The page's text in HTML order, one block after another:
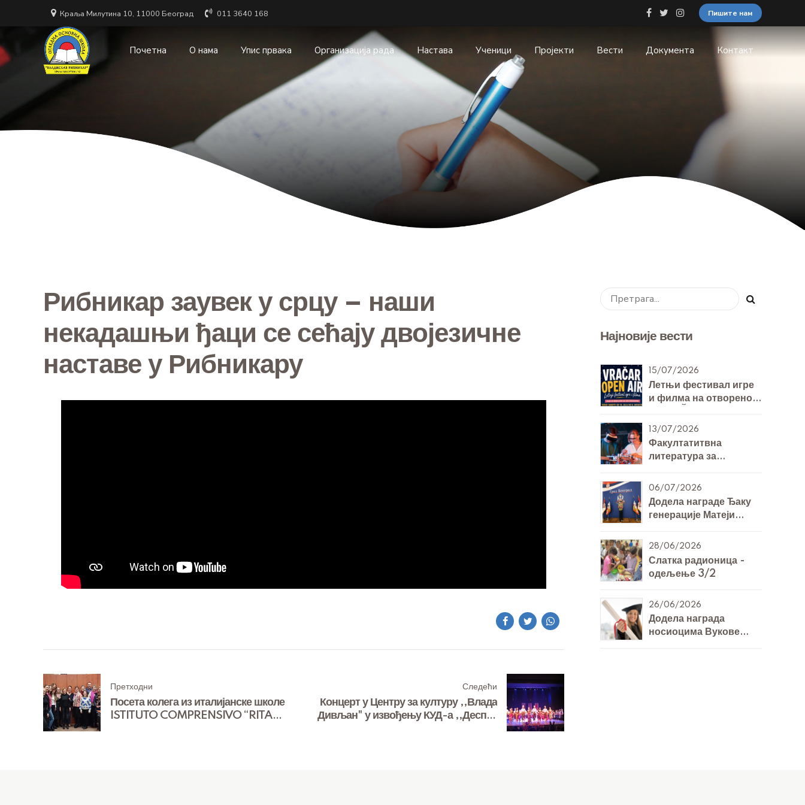
Краља Милутина 10, 11000 Београд 011 3640 168 Пишите нам
Почетна О нама Упис првака Организација рада Настава Ученици Пројекти Вести Документа Контакт
Рибникар заувек у срцу – наши
некадашњи ђаци се сећају двојезичне
наставе у Рибникару
Претходни
Посета колега из италијанске школе
ISTITUTO COMPRENSIVO “RITA
Следећи
Концерт у Центру за културу ,,Влада
Дивљан" у извођењу КУД-а ,,Деспот
Најновије вести
15/07/2026
Летњи фестивал игре
и филма на отвореном
13/07/2026
Факултатитвна
литература за
7. и 8. разреда за
Технику и технологију
06/07/2026
Додела награде Ђаку
генерације Матеји
28/06/2026
Слатка радионица -
одељење 3/2
26/06/2026
Додела награда
носиоцима Вукове